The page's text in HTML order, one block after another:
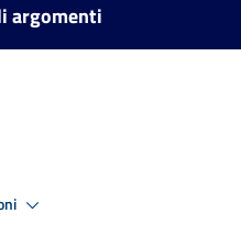
argomenti